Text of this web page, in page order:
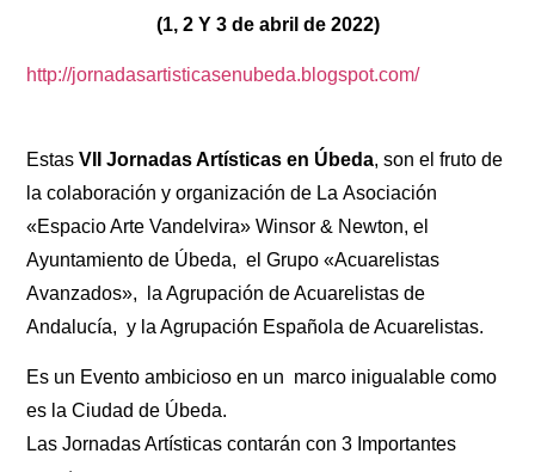
(1, 2 Y 3 de abril de 2022)
http://jornadasartisticasenubeda.blogspot.com/
Estas VII Jornadas Artísticas en Úbeda, son el fruto de
la colaboración y organización de La Asociación
«Espacio Arte Vandelvira» Winsor & Newton, el
Ayuntamiento de Úbeda, el Grupo «Acuarelistas
Avanzados», la Agrupación de Acuarelistas de
Andalucía, y la Agrupación Española de Acuarelistas.
Es un Evento ambicioso en un marco inigualable como
es la Ciudad de Úbeda.
Las Jornadas Artísticas contarán con 3 Importantes